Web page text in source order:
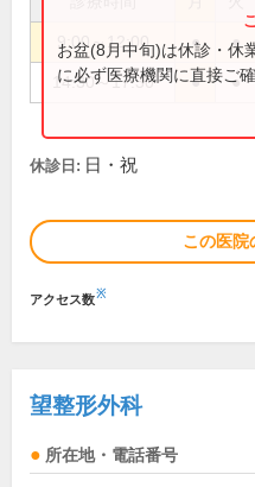
9:00～12:00 ● ●
14:30～17:30 ● ●
お盆(8月中旬)は休診・休
に必ず医療機関に直接ご
休診日: 日・祝
この医院
アクセス数※
望整形外科
所在地・電話番号